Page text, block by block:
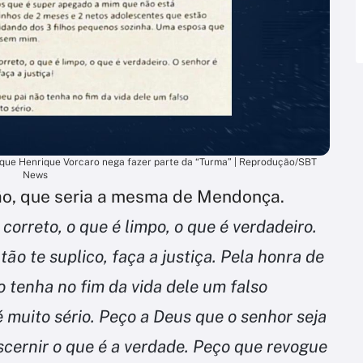
Henrique Vorcaro nega fazer parte da “Turma” | Reprodução/SBT
News
que seria a mesma de Mendonça.
o que é limpo, o que é verdadeiro.
te suplico, faça a justiça. Pela honra de
tenha no fim da vida dele um falso
sério. Peço a Deus que o senhor seja
o que é a verdade. Peço que revogue